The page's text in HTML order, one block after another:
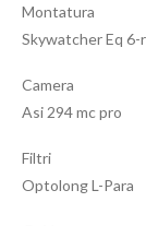
Montatura
Skywatcher Eq 6-
Camera
Asi 294 mc pro
Filtri
Optolong L-Para